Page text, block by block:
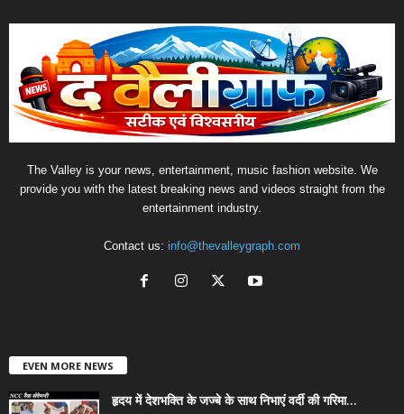
The Valley is your news, entertainment, music fashion website. We
provide you with the latest breaking news and videos straight from the
entertainment industry.
Contact us: info@thevalleygraph.com
EVEN MORE NEWS
हृदय में देशभक्ति के जज्बे के साथ निभाएं वर्दी की गरिमा...